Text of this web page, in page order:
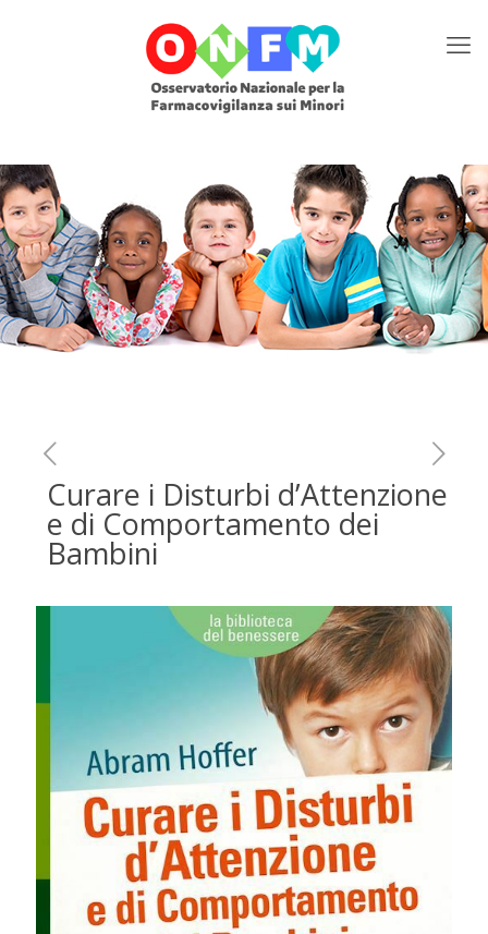
Curare i Disturbi d’Attenzione
e di Comportamento dei
Bambini